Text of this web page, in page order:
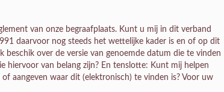
van onze begraafplaats. Kunt u mij in dit verband
daarvoor nog steeds het wettelijke kader is en of op dit
over de versie van genoemde datum die te vinden
hiervoor van belang zijn? En tenslotte: Kunt mij helpen
aangeven waar dit (elektronisch) te vinden is? Voor uw